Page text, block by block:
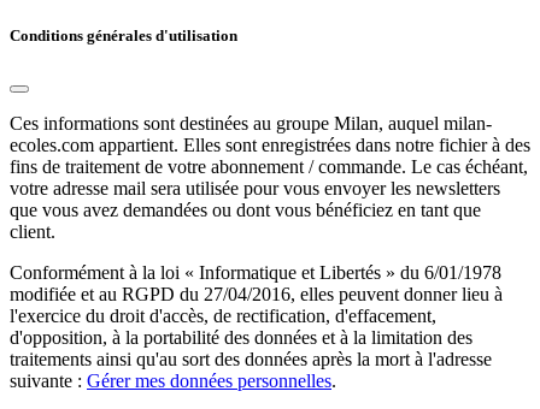
Conditions générales d'utilisation
Ces informations sont destinées au groupe Milan, auquel milan-
ecoles.com appartient. Elles sont enregistrées dans notre fichier à des
fins de traitement de votre abonnement / commande. Le cas échéant,
votre adresse mail sera utilisée pour vous envoyer les newsletters
que vous avez demandées ou dont vous bénéficiez en tant que
client.
Conformément à la loi « Informatique et Libertés » du 6/01/1978
modifiée et au RGPD du 27/04/2016, elles peuvent donner lieu à
l'exercice du droit d'accès, de rectification, d'effacement,
d'opposition, à la portabilité des données et à la limitation des
traitements ainsi qu'au sort des données après la mort à l'adresse
suivante : Gérer mes données personnelles.